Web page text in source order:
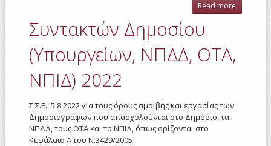
Read more
Συντακτών Δημοσίου
(Υπουργείων, ΝΠΔΔ, ΟΤΑ,
ΝΠΙΔ) 2022
Σ.Σ.Ε. 5.8.2022 για τους όρους αμοιβής και εργασίας των
Δημοσιογράφων που απασχολούνται στο Δημόσιο, τα
ΝΠΔΔ, τους ΟΤΑ και τα ΝΠΙΔ, όπως ορίζονται στο
Κεφάλαιο Α του Ν.3429/2005